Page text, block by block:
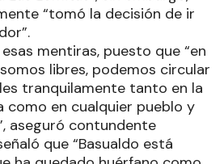
“tomó la decisión de ir
mentiras, puesto que “en
libres, podemos circular
tranquilamente tanto en la
como en cualquier pueblo y
aseguró contundente
que “Basualdo está